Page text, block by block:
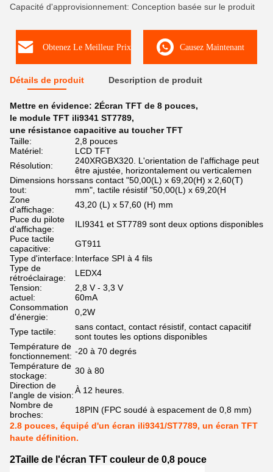
Capacité d'approvisionnement: Conception basée sur le produit
Obtenez Le Meilleur Prix Causez Maintenant
Détails de produit Description de produit
Mettre en évidence: 2Écran TFT de 8 pouces,
le module TFT ili9341 ST7789,
une résistance capacitive au toucher TFT
Taille:
2,8 pouces
Matériel:
LCD TFT
Résolution:
240XRGBX320. L'orientation de l'affichage peut
être ajustée, horizontalement ou verticalemen
Dimensions hors
tout:
sans contact "50,00(L) x 69,20(H) x 2,60(T)
mm", tactile résistif "50,00(L) x 69,20(H
Zone
d'affichage:
43,20 (L) x 57,60 (H) mm
Puce du pilote
d'affichage:
ILI9341 et ST7789 sont deux options disponibles
Puce tactile
capacitive:
GT911
Type d'interface: Interface SPI à 4 fils
Type de
rétroéclairage:
LEDX4
Tension:
2,8 V - 3,3 V
actuel:
60mA
Consommation
d'énergie:
0,2W
Type tactile:
sans contact, contact résistif, contact capacitif
sont toutes les options disponibles
Température de
fonctionnement: -20 à 70 degrés
Température de
stockage:
30 à 80
Direction de
l'angle de vision:À 12 heures.
Nombre de
broches:
18PIN (FPC soudé à espacement de 0,8 mm)
2.8 pouces, équipé d'un écran ili9341/ST7789, un écran TFT
haute définition.
2Taille de l'écran TFT couleur de 0,8 pouce